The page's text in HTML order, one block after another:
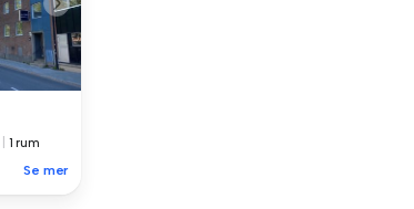
1 rum
Se mer